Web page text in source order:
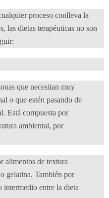
proceso conlleva la
las dietas terapéuticas no son
que necesitan muy
o que estén pasando de
Está compuesta por
ambiental, por
alimentos de textura
gelatina. También por
intermedio entre la dieta